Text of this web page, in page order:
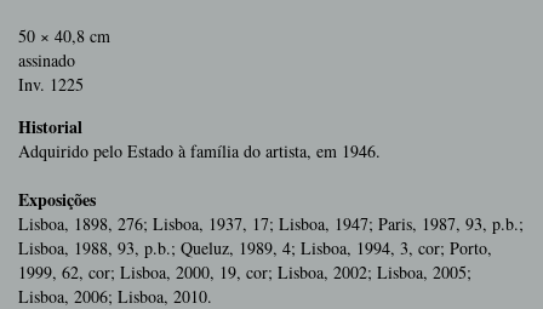
50 × 40,8 cm
assinado
Inv. 1225
Historial
Adquirido pelo Estado à família do artista, em 1946.
Exposições
Lisboa, 1898, 276; Lisboa, 1937, 17; Lisboa, 1947; Paris, 1987, 93, p.b.;
Lisboa, 1988, 93, p.b.; Queluz, 1989, 4; Lisboa, 1994, 3, cor; Porto,
1999, 62, cor; Lisboa, 2000, 19, cor; Lisboa, 2002; Lisboa, 2005;
Lisboa, 2006; Lisboa, 2010.